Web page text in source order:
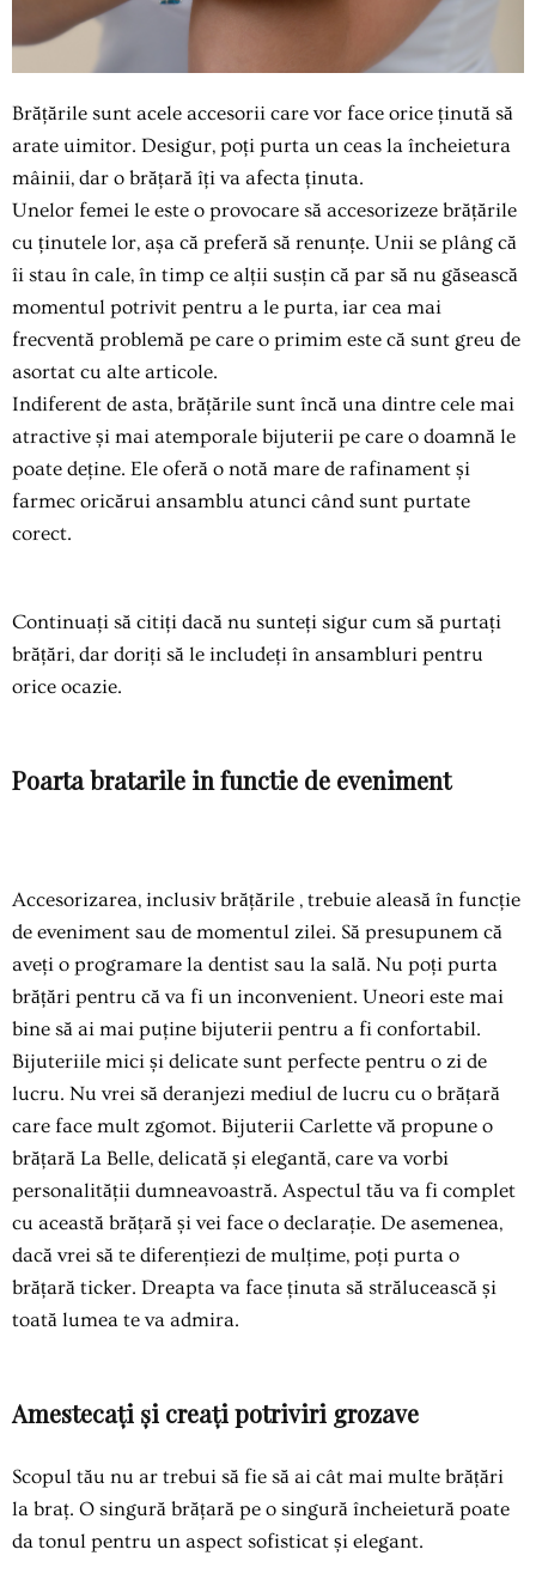
Brățările sunt acele accesorii care vor face orice ținută să
arate uimitor. Desigur, poți purta un ceas la încheietura
mâinii, dar o brățară îți va afecta ținuta.
Unelor femei le este o provocare să accesorizeze brățările
cu ținutele lor, așa că preferă să renunțe. Unii se plâng că
îi stau în cale, în timp ce alții susțin că par să nu găsească
momentul potrivit pentru a le purta, iar cea mai
frecventă problemă pe care o primim este că sunt greu de
asortat cu alte articole.
Indiferent de asta, brățările sunt încă una dintre cele mai
atractive și mai atemporale bijuterii pe care o doamnă le
poate deține. Ele oferă o notă mare de rafinament și
farmec oricărui ansamblu atunci când sunt purtate
corect.
Continuați să citiți dacă nu sunteți sigur cum să purtați
brățări, dar doriți să le includeți în ansambluri pentru
orice ocazie.
Poarta bratarile in functie de eveniment
Accesorizarea, inclusivbrățările , trebuie aleasă în funcție
de eveniment sau de momentul zilei. Să presupunem că
aveți o programare la dentist sau la sală. Nu poți purta
brățări pentru că va fi un inconvenient. Uneori este mai
bine să ai mai puține bijuterii pentru a fi confortabil.
Bijuteriile mici și delicate sunt perfecte pentru o zi de
lucru. Nu vrei să deranjezi mediul de lucru cu o brățară
care face mult zgomot. Bijuterii Carlette vă propune o
brățară La Belle, delicată și elegantă, care va vorbi
personalității dumneavoastră. Aspectul tău va fi complet
cu această brățară și vei face o declarație. De asemenea,
dacă vrei să te diferențiezi de mulțime, poți purta o
brățară ticker. Dreapta va face ținuta să strălucească și
toată lumea te va admira.
Amestecați și creați potriviri grozave
Scopul tău nu ar trebui să fie să ai cât mai multe brățări
la braț. O singură brățară pe o singură încheietură poate
da tonul pentru un aspect sofisticat și elegant.